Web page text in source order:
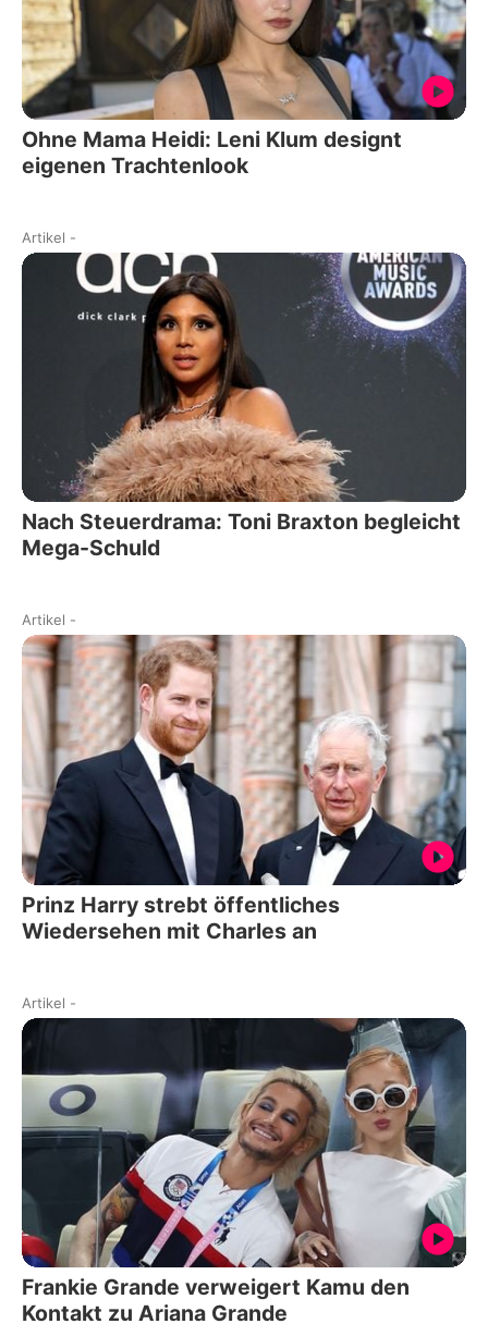
Ohne Mama Heidi: Leni Klum designt
eigenen Trachtenlook
Artikel -
Nach Steuerdrama: Toni Braxton begleicht
Mega-Schuld
Artikel -
Prinz Harry strebt öffentliches
Wiedersehen mit Charles an
Artikel -
Frankie Grande verweigert Kamu den
Kontakt zu Ariana Grande